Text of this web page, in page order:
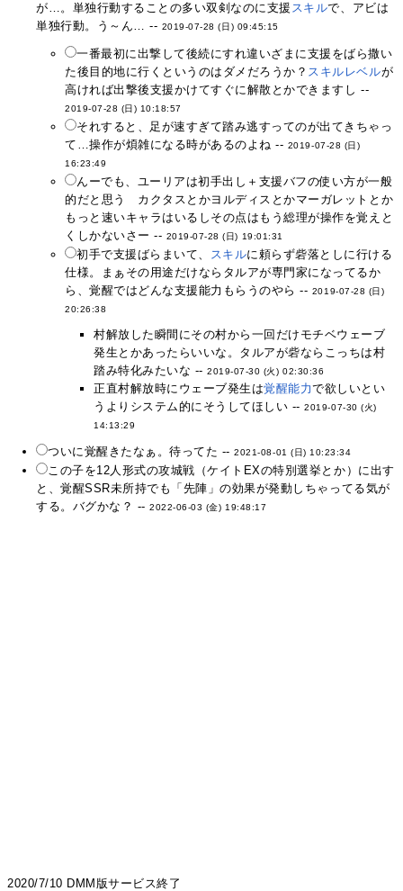
が…。単独行動することの多い双剣なのに支援 スキルで、アビは
単独行動。う～ん… -- 2019-07-28 (日) 09:45:15
一番最初に出撃して後続にすれ違いざまに支援をばら撒い
た後目的地に行くというのはダメだろうか？ スキルレベルが
高ければ出撃後支援かけてすぐに解散とかできますし --
2019-07-28 (日) 10:18:57
それすると、足が速すぎて踏み逃すってのが出てきちゃっ
て…操作が煩雑になる時があるのよね -- 2019-07-28 (日)
16:23:49
んーでも、ユーリアは初手出し＋支援バフの使い方が一般
的だと思う カクタスとかヨルディスとかマーガレットとか
もっと速いキャラはいるしその点はもう総理が操作を覚えと
くしかないさー -- 2019-07-28 (日) 19:01:31
初手で支援ばらまいて、 スキルに頼らず砦落としに行ける
仕様。まぁその用途だけならタルアが専門家になってるか
ら、覚醒ではどんな支援能力もらうのやら -- 2019-07-28 (日)
20:26:38
村解放した瞬間にその村から一回だけモチベウェーブ
発生とかあったらいいな。タルアが砦ならこっちは村
踏み特化みたいな --2019-07-30 (火) 02:30:36
正直村解放時にウェーブ発生は覚醒能力で欲しいとい
うよりシステム的にそうしてほしい --2019-07-30 (火)
14:13:29
ついに覚醒きたなぁ。待ってた --2021-08-01 (日) 10:23:34
この子を12人形式の攻城戦（ケイトEXの特別選挙とか）に出す
と、覚醒SSR未所持でも「先陣」の効果が発動しちゃってる気が
する。バグかな？ --2022-06-03 (金) 19:48:17
2020/7/10 DMM版サービス終了